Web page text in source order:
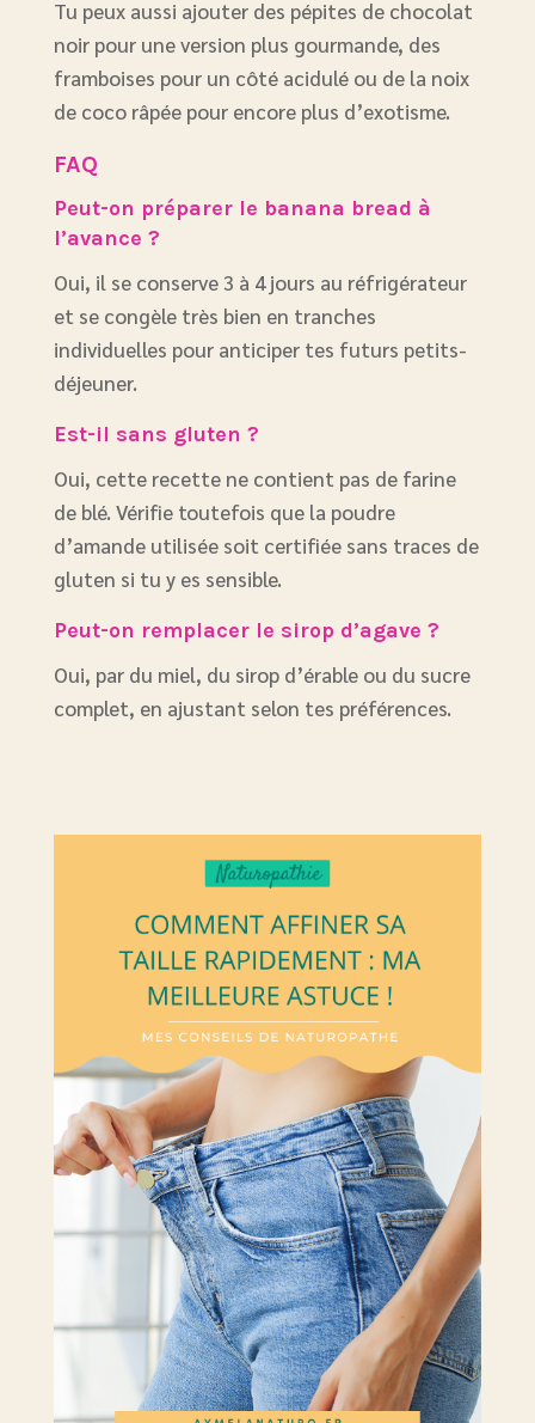
Tu peux aussi ajouter des pépites de chocolat
noir pour une version plus gourmande, des
framboises pour un côté acidulé ou de la noix
de coco râpée pour encore plus d’exotisme.
FAQ
Peut-on préparer le banana bread à
l’avance ?
Oui, il se conserve 3 à 4 jours au réfrigérateur
et se congèle très bien en tranches
individuelles pour anticiper tes futurs petits-
déjeuner.
Est-il sans gluten ?
Oui, cette recette ne contient pas de farine
de blé. Vérifie toutefois que la poudre
d’amande utilisée soit certifiée sans traces de
gluten si tu y es sensible.
Peut-on remplacer le sirop d’agave ?
Oui, par du miel, du sirop d’érable ou du sucre
complet, en ajustant selon tes préférences.